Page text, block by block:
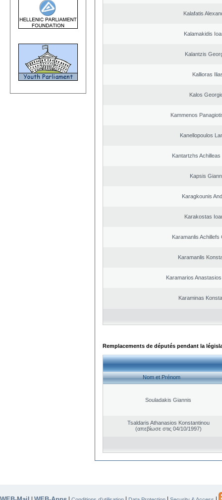
Kalafatis
Kalamakidis
Kalantzis
Kallioras
Kalos
Kammenos
Kanellopoulos
Kantartzhs Achilleas
Kapsis
Karagkounis
Karakostas
Karamanlis Achillefs
Karamanlis
Karamarios
Karaminas
Remplacements de députés pendant la
Nom et Prénom
Souladakis Giannis
Tsaldaris Athanasios Konstantinou
(απεβίωσε στις 04/10/1997)
| | | | |